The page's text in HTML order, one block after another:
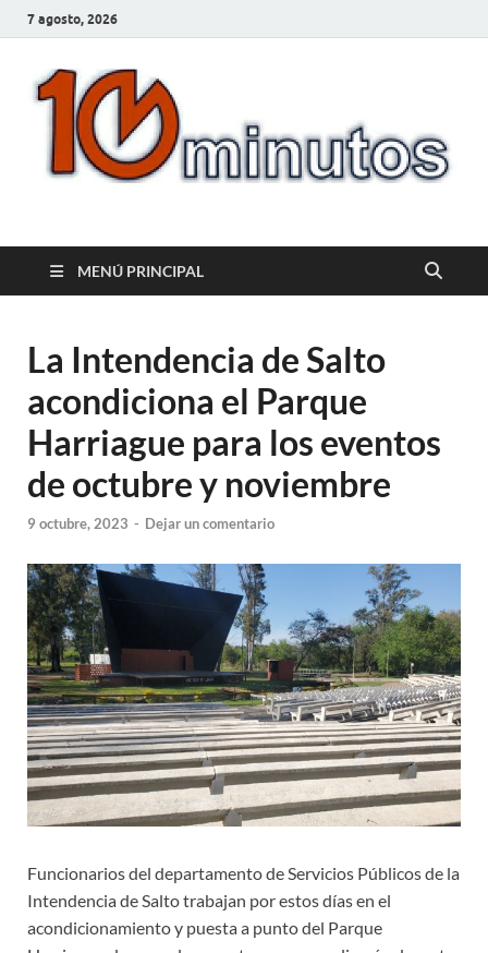
7 agosto, 2026
10minutos.com.uy
MENÚ PRINCIPAL
La Intendencia de Salto
acondiciona el Parque
Harriague para los eventos
de octubre y noviembre
9 octubre, 2023 - Dejar un comentario
Funcionarios del departamento de Servicios Públicos de la
Intendencia de Salto trabajan por estos días en el
acondicionamiento y puesta a punto del Parque